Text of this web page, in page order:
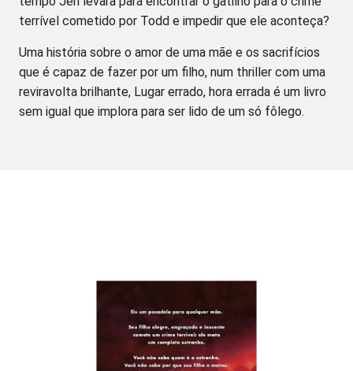
terrível cometido por Todd e impedir que ele aconteça?
Uma história sobre o amor de uma mãe e os sacrifícios
que é capaz de fazer por um filho, num thriller com uma
reviravolta brilhante, Lugar errado, hora errada é um livro
sem igual que implora para ser lido de um só fôlego.